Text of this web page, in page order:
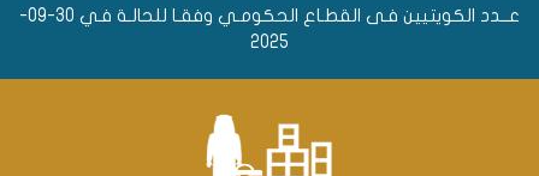
عــدد الكويتيين فـى القطـاع الحكومـي وفقـا للحالـة فـي 30-09-
2025